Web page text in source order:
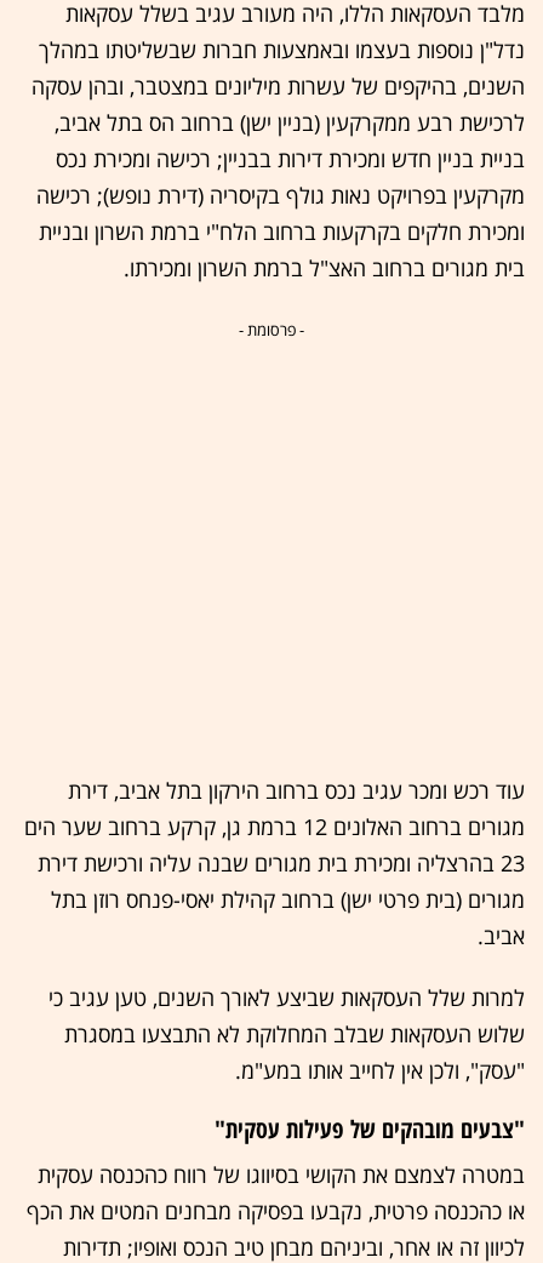
מלבד העסקאות הללו, היה מעורב עגיב בשלל עסקאות
נדל"ן נוספות בעצמו ובאמצעות חברות שבשליטתו במהלך
השנים, בהיקפים של עשרות מיליונים במצטבר, ובהן עסקה
לרכישת רבע ממקרקעין (בניין ישן) ברחוב הס בתל אביב,
בניית בניין חדש ומכירת דירות בבניין; רכישה ומכירת נכס
מקרקעין בפרויקט נאות גולף בקיסריה (דירת נופש); רכישה
ומכירת חלקים בקרקעות ברחוב הלח"י ברמת השרון ובניית
בית מגורים ברחוב האצ"ל ברמת השרון ומכירתו.
- פרסומת -
עוד רכש ומכר עגיב נכס ברחוב הירקון בתל אביב, דירת
מגורים ברחוב האלונים 12 ברמת גן, קרקע ברחוב שער הים
23 בהרצליה ומכירת בית מגורים שבנה עליה ורכישת דירת
מגורים (בית פרטי ישן) ברחוב קהילת יאסי-פנחס רוזן בתל
אביב.
למרות שלל העסקאות שביצע לאורך השנים, טען עגיב כי
שלוש העסקאות שבלב המחלוקת לא התבצעו במסגרת
"עסק", ולכן אין לחייב אותו במע"מ.
"צבעים מובהקים של פעילות עסקית"
במטרה לצמצם את הקושי בסיווגו של רווח כהכנסה עסקית
או כהכנסה פרטית, נקבעו בפסיקה מבחנים המטים את הכף
לכיוון זה או אחר, וביניהם מבחן טיב הנכס ואופיו; תדירות